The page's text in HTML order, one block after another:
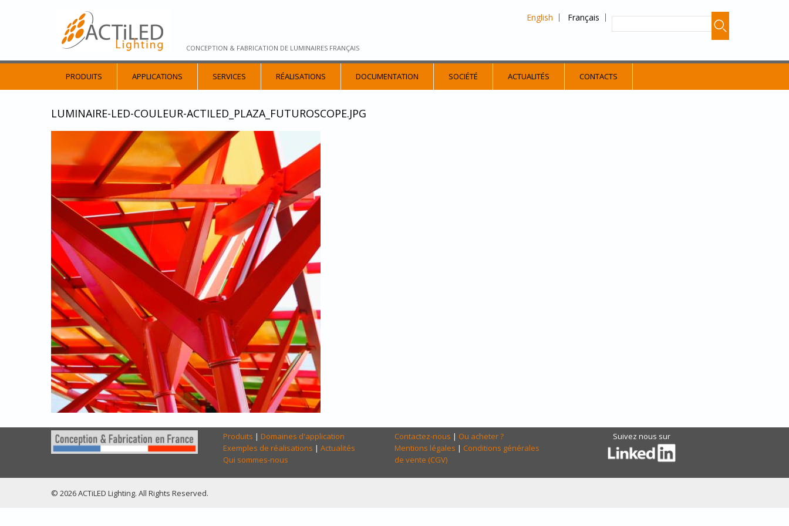
CONCEPTION & FABRICATION DE LUMINAIRES FRANÇAIS
English Français
PRODUITS APPLICATIONS SERVICES RÉALISATIONS DOCUMENTATION SOCIÉTÉ ACTUALITÉS CONTACTS
LUMINAIRE-LED-COULEUR-ACTILED_PLAZA_FUTUROSCOPE.JPG
Produits | Domaines d'application
Exemples de réalisations | Actualités
Qui sommes-nous
Contactez-nous | Ou acheter ?
Mentions légales | Conditions générales
de vente (CGV)
Suivez nous sur
© 2026 ACTiLED Lighting. All Rights Reserved.